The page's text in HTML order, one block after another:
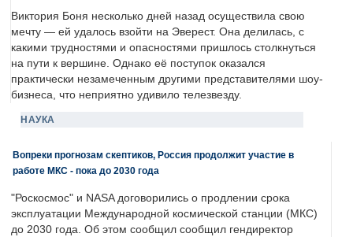
Виктория Боня несколько дней назад осуществила свою
мечту — ей удалось взойти на Эверест. Она делилась, с
какими трудностями и опасностями пришлось столкнуться
на пути к вершине. Однако её поступок оказался
практически незамеченным другими представителями шоу-
бизнеса, что неприятно удивило телезвезду.
НАУКА
Вопреки прогнозам скептиков, Россия продолжит участие в
работе МКС - пока до 2030 года
"Роскосмос" и NASA договорились о продлении срока
эксплуатации Международной космической станции (МКС)
до 2030 года. Об этом сообщил сообщил гендиректор